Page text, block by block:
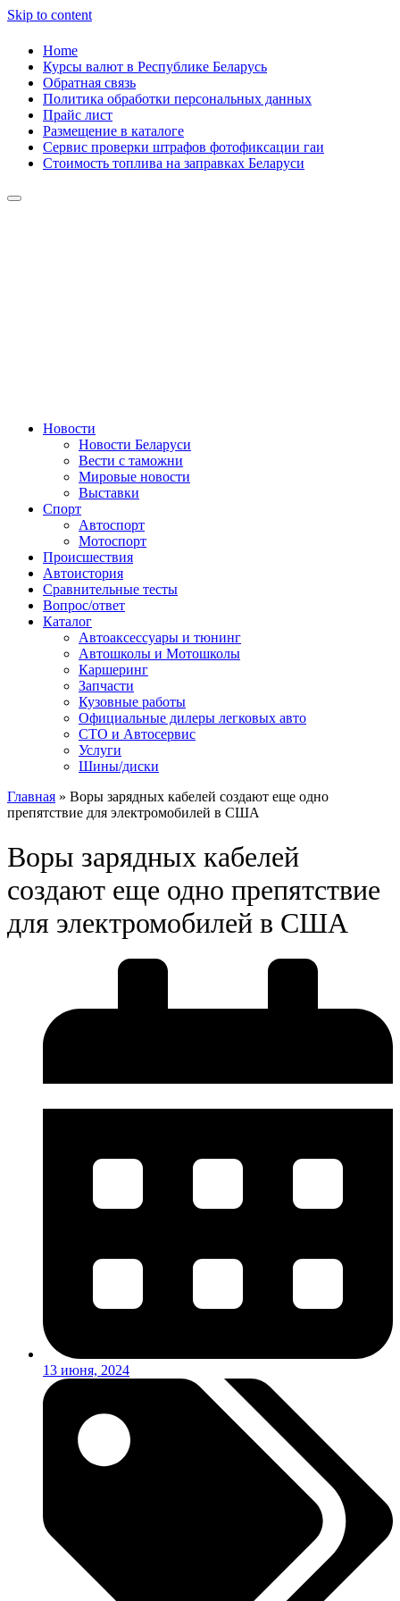
Skip to content
Home
Курсы валют в Республике Беларусь
Обратная связь
Политика обработки персональных данных
Прайс лист
Размещение в каталоге
Сервис проверки штрафов фотофиксации гаи
Стоимость топлива на заправках Беларуси
Сайт про автомобили
Новости
Новости Беларуси
Вести с таможни
Мировые новости
Выставки
Спорт
Автоспорт
Мотоспорт
Происшествия
Автоистория
Сравнительные тесты
Вопрос/ответ
Каталог
Автоакcессуары и тюнинг
Автошколы и Мотошколы
Каршеринг
Запчасти
Кузовные работы
Официальные дилеры легковых авто
СТО и Автосервис
Услуги
Шины/диски
Главная » Воры зарядных кабелей создают еще одно
препятствие для электромобилей в США
Воры зарядных кабелей
создают еще одно препятствие
для электромобилей в США
13 июня, 2024